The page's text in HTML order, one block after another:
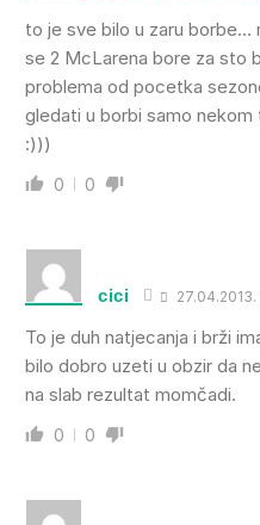
to je sve bilo u zaru borbe…
se 2 McLarena bore za sto
problema od pocetka
gledati u borbi samo
:)))
0 0
cici 27.04.2013.
To je duh natjecanja i brži
bilo dobro uzeti u obzir da
na slab rezultat momčadi.
0 0